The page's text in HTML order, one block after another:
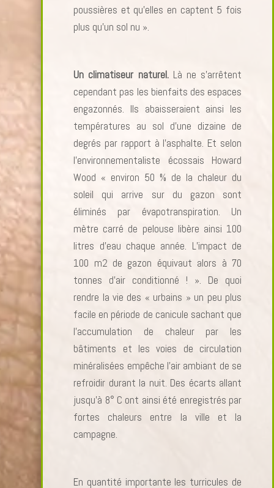
poussières et qu’elles en captent 5 fois
plus qu’un sol nu ».
Un climatiseur naturel.Là ne s’arrêtent
cependant pas les bienfaits des espaces
engazonnés. Ils abaisseraient ainsi les
températures au sol d’une dizaine de
degrés par rapport à l’asphalte. Et selon
l’environnementaliste écossais Howard
Wood « environ 50 % de la chaleur du
soleil qui arrive sur du gazon sont
éliminés par évapotranspiration. Un
mètre carré de pelouse libère ainsi 100
litres d’eau chaque année. L’impact de
100 m2 de gazon équivaut alors à 70
tonnes d’air conditionné ! ». De quoi
rendre la vie des « urbains » un peu plus
facile en période de canicule sachant que
l’accumulation de chaleur par les
bâtiments et les voies de circulation
minéralisées empêche l’air ambiant de se
refroidir durant la nuit. Des écarts allant
jusqu’à 8° C ont ainsi été enregistrés par
fortes chaleurs entre la ville et la
campagne.
En quantité importante les turricules de